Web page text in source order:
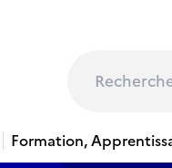
Formation,